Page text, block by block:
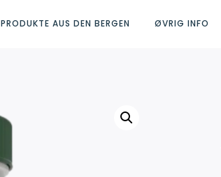
PRODUKTE AUS DEN BERGEN ØVRIG INFO